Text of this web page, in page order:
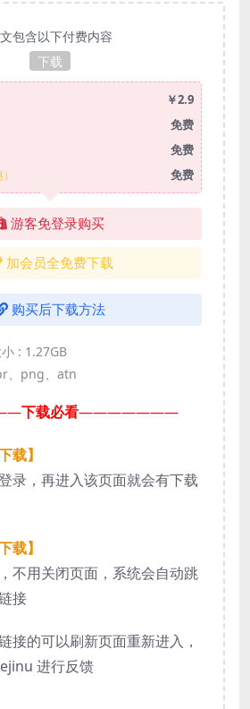
包含以下付费内容
下载
￥2.9
免费
免费
免费
游客免登录购买
加会员全免费下载
购买后下载方法
: 1.27GB
、png、atn
下载必看———————
载】
录，再进入该页面就会有下载
载】
不用关闭页面，系统会自动跳
接
接的可以刷新页面重新进入，
进行反馈